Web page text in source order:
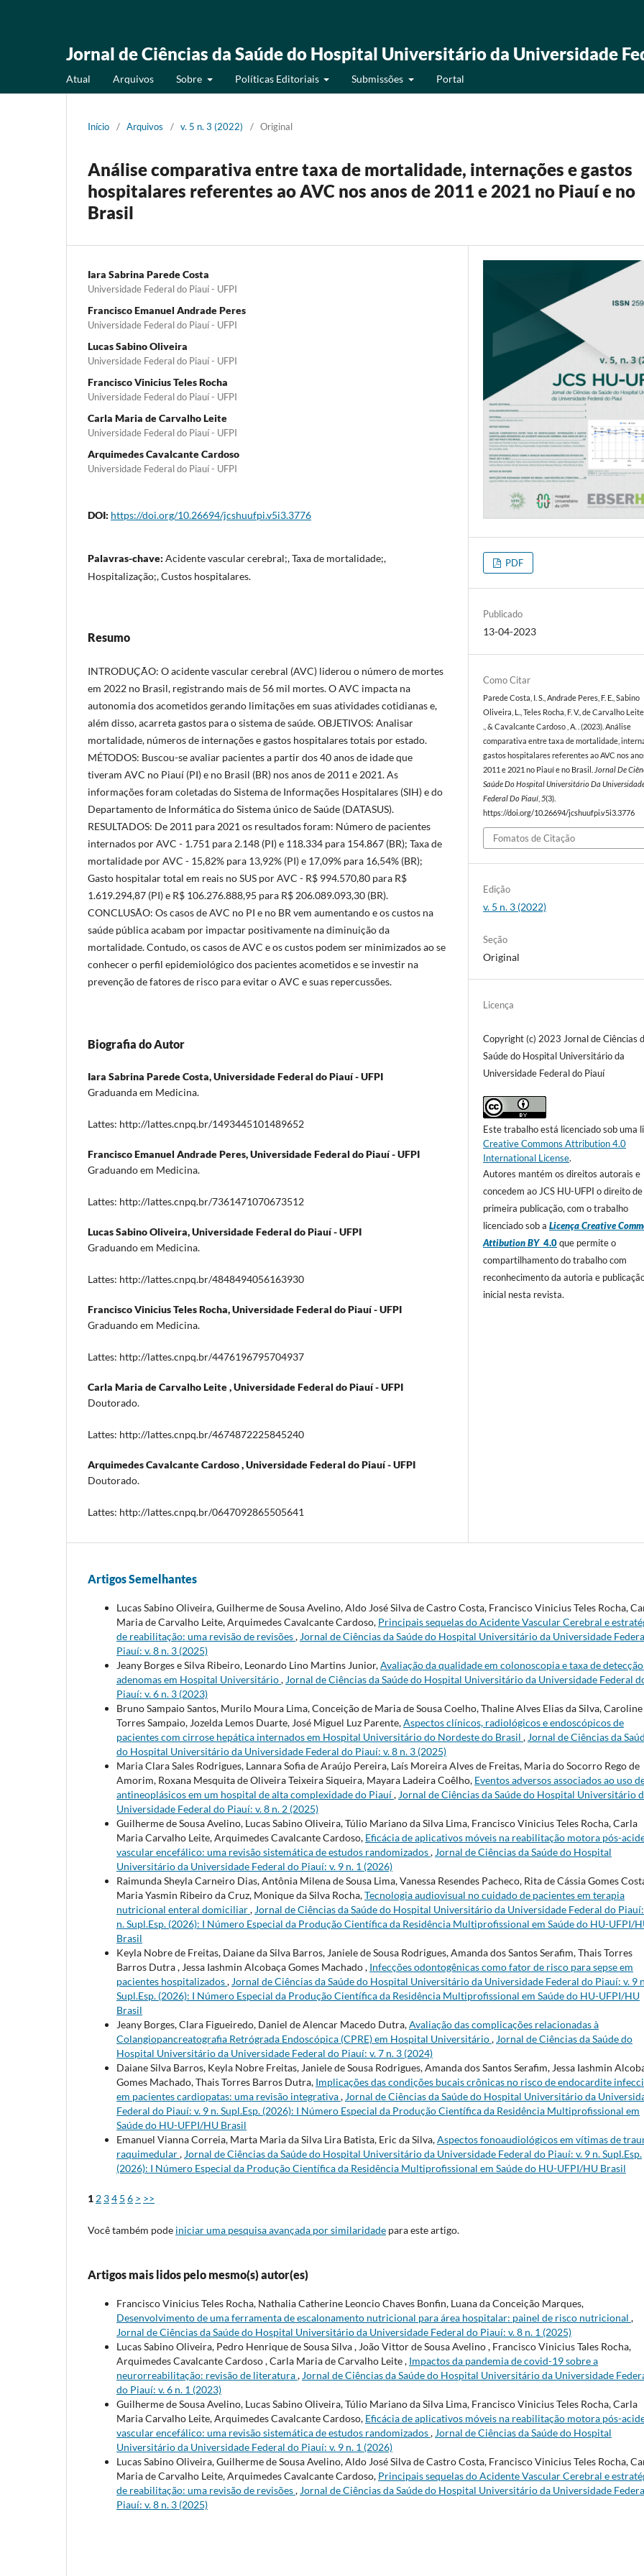
Jornal de Ciências da Saúde do Hospital Universitário da Universidade
Atual Arquivos Sobre Políticas Editoriais Submissões Portal
Início / Arquivos / v. 5 n. 3 (2022) / Original
Análise comparativa entre taxa de mortalidade, internações e gastos
hospitalares referentes ao AVC nos anos de 2011 e 2021 no Piauí e no
Brasil
Iara Sabrina Parede Costa
Universidade Federal do Piauí - UFPI
Francisco Emanuel Andrade Peres
Universidade Federal do Piauí - UFPI
Lucas Sabino Oliveira
Universidade Federal do Piauí - UFPI
Francisco Vinicius Teles Rocha
Universidade Federal do Piauí - UFPI
Carla Maria de Carvalho Leite
Universidade Federal do Piauí - UFPI
Arquimedes Cavalcante Cardoso
Universidade Federal do Piauí - UFPI
DOI: https://doi.org/10.26694/jcshuufpi.v5i3.3776
Palavras-chave: Acidente vascular cerebral;, Taxa de mortalidade;,
Hospitalização;, Custos hospitalares.
Resumo
INTRODUÇÃO: O acidente vascular cerebral (AVC) liderou o número de mortes
em 2022 no Brasil, registrando mais de 56 mil mortes. O AVC impacta na
autonomia dos acometidos gerando limitações em suas atividades cotidianas e,
além disso, acarreta gastos para o sistema de saúde. OBJETIVOS: Analisar
mortalidade, números de internações e gastos hospitalares totais por estado.
MÉTODOS: Buscou-se avaliar pacientes a partir dos 40 anos de idade que
tiveram AVC no Piauí (PI) e no Brasil (BR) nos anos de 2011 e 2021. As
informações foram coletadas do Sistema de Informações Hospitalares (SIH) e do
Departamento de Informática do Sistema único de Saúde (DATASUS).
RESULTADOS: De 2011 para 2021 os resultados foram: Número de pacientes
internados por AVC - 1.751 para 2.148 (PI) e 118.334 para 154.867 (BR); Taxa de
mortalidade por AVC - 15,82% para 13,92% (PI) e 17,09% para 16,54% (BR);
Gasto hospitalar total em reais no SUS por AVC - R$ 994.570,80 para R$
1.619.294,87 (PI) e R$ 106.276.888,95 para R$ 206.089.093,30 (BR).
CONCLUSÃO: Os casos de AVC no PI e no BR vem aumentando e os custos na
saúde pública acabam por impactar positivamente na diminuição da
mortalidade. Contudo, os casos de AVC e os custos podem ser minimizados ao se
conhecer o perfil epidemiológico dos pacientes acometidos e se investir na
prevenção de fatores de risco para evitar o AVC e suas repercussões.
Biografia do Autor
Iara Sabrina Parede Costa,Universidade Federal do Piauí - UFPI
Graduanda em Medicina.
Lattes: http://lattes.cnpq.br/1493445101489652
Francisco Emanuel Andrade Peres,Universidade Federal do Piauí - UFPI
Graduando em Medicina.
Lattes: http://lattes.cnpq.br/7361471070673512
Lucas Sabino Oliveira,Universidade Federal do Piauí - UFPI
Graduando em Medicina.
Lattes: http://lattes.cnpq.br/4848494056163930
Francisco Vinicius Teles Rocha,Universidade Federal do Piauí - UFPI
Graduando em Medicina.
Lattes: http://lattes.cnpq.br/4476196795704937
Carla Maria de Carvalho Leite ,Universidade Federal do Piauí - UFPI
Doutorado.
Lattes: http://lattes.cnpq.br/4674872225845240
Arquimedes Cavalcante Cardoso ,Universidade Federal do Piauí - UFPI
Doutorado.
Lattes: http://lattes.cnpq.br/0647092865505641
PDF
Publicado
13-04-2023
Como Citar
Parede Costa, I. S., Andrade Peres, F. E., Sabino
Oliveira, L., Teles Rocha, F. V., de Carvalho Leite
., & Cavalcante Cardoso , A. . (2023). Análise
comparativa entre taxa de mortalidade,
gastos hospitalares referentes ao AVC nos
2011 e 2021 no Piauí e no Brasil.
Jornal De
Saúde Do Hospital Universitário Da
Federal Do Piauí ,5(3).
https://doi.org/10.26694/jcshuufpi.v5i3.3776
Fomatos de Citação
Edição
v. 5 n. 3 (2022)
Seção
Original
Licença
Copyright (c) 2023 Jornal de Ciências
Saúde do Hospital Universitário da
Universidade Federal do Piauí
Este trabalho está licenciado sob uma
Creative Commons Attribution 4.0
International License.
Autores mantém os direitos autorais e
concedem ao JCS HU-UFPI o direito de
primeira publicação, com o trabalho
licenciado sob aLicença Creative
Attibution BY4.0que permite o
compartilhamento do trabalho com
reconhecimento da autoria e
inicial nesta revista.
Artigos Semelhantes
Lucas Sabino Oliveira, Guilherme de Sousa Avelino, Aldo José Silva de Castro Costa, Francisco Vinicius Teles Rocha,
Maria de Carvalho Leite, Arquimedes Cavalcante Cardoso, Principais sequelas do Acidente Vascular Cerebral e
de reabilitação: uma revisão de revisões, Jornal de Ciências da Saúde do Hospital Universitário da Universidade
Piauí: v. 8 n. 3 (2025)
Jeany Borges e Silva Ribeiro, Leonardo Lino Martins Junior,Avaliação da qualidade em colonoscopia e taxa de
adenomas em Hospital Universitário, Jornal de Ciências da Saúde do Hospital Universitário da Universidade Federal
Piauí: v. 6 n. 3 (2023)
Bruno Sampaio Santos, Murilo Moura Lima, Conceição de Maria de Sousa Coelho, Thaline Alves Elias da Silva, Caroline
Torres Sampaio, Jozelda Lemos Duarte, José Miguel Luz Parente,Aspectos clínicos, radiológicos e endoscópicos de
pacientes com cirrose hepática internados em Hospital Universitário do Nordeste do Brasil , Jornal de Ciências da
do Hospital Universitário da Universidade Federal do Piauí: v. 8 n. 3 (2025)
Maria Clara Sales Rodrigues, Lannara Sofia de Araújo Pereira, Laís Moreira Alves de Freitas, Maria do Socorro Rego de
Amorim, Roxana Mesquita de Oliveira Teixeira Siqueira, Mayara Ladeira Coêlho, Eventos adversos associados ao uso
antineoplásicos em um hospital de alta complexidade do Piauí, Jornal de Ciências da Saúde do Hospital Universitário
Universidade Federal do Piauí: v. 8 n. 2 (2025)
Guilherme de Sousa Avelino, Lucas Sabino Oliveira, Túlio Mariano da Silva Lima, Francisco Vinicius Teles Rocha, Carla
Maria Carvalho Leite, Arquimedes Cavalcante Cardoso, Eficácia de aplicativos móveis na reabilitação motora pós-
vascular encefálico: uma revisão sistemática de estudos randomizados, Jornal de Ciências da Saúde do Hospital
Universitário da Universidade Federal do Piauí: v. 9 n. 1 (2026)
Raimunda Sheyla Carneiro Dias, Antônia Milena de Sousa Lima, Vanessa Resendes Pacheco, Rita de Cássia Gomes
Maria Yasmin Ribeiro da Cruz, Monique da Silva Rocha,Tecnologia audiovisual no cuidado de pacientes em terapia
nutricional enteral domiciliar, Jornal de Ciências da Saúde do Hospital Universitário da Universidade Federal do
n. Supl.Esp. (2026): I Número Especial da Produção Científica da Residência Multiprofissional em Saúde do HU-UFPI/
Brasil
Keyla Nobre de Freitas, Daiane da Silva Barros, Janiele de Sousa Rodrigues, Amanda dos Santos Serafim, Thais Torres
Barros Dutra , Jessa Iashmin Alcobaça Gomes Machado , Infecções odontogênicas como fator de risco para sepse em
pacientes hospitalizados, Jornal de Ciências da Saúde do Hospital Universitário da Universidade Federal do Piauí: v. 9
Supl.Esp. (2026): I Número Especial da Produção Científica da Residência Multiprofissional em Saúde do HU-UFPI/HU
Brasil
Jeany Borges, Clara Figueiredo, Daniel de Alencar Macedo Dutra,Avaliação das complicações relacionadas à
Colangiopancreatografia Retrógrada Endoscópica (CPRE) em Hospital Universitário, Jornal de Ciências da Saúde do
Hospital Universitário da Universidade Federal do Piauí: v. 7 n. 3 (2024)
Daiane Silva Barros, Keyla Nobre Freitas, Janiele de Sousa Rodrigues, Amanda dos Santos Serafim, Jessa Iashmin
Gomes Machado, Thais Torres Barros Dutra, Implicações das condições bucais crônicas no risco de endocardite
em pacientes cardiopatas: uma revisão integrativa, Jornal de Ciências da Saúde do Hospital Universitário da
Federal do Piauí: v. 9 n. Supl.Esp. (2026): I Número Especial da Produção Científica da Residência Multiprofissional em
Saúde do HU-UFPI/HU Brasil
Emanuel Vianna Correia, Marta Maria da Silva Lira Batista, Eric da Silva,Aspectos fonoaudiológicos em vítimas de
raquimedular, Jornal de Ciências da Saúde do Hospital Universitário da Universidade Federal do Piauí: v. 9 n. Supl.Esp.
(2026): I Número Especial da Produção Científica da Residência Multiprofissional em Saúde do HU-UFPI/HU Brasil
1 2 34 5 6 > >>
Você também pode iniciar uma pesquisa avançada por similaridade para este artigo.
Artigos mais lidos pelo mesmo(s) autor(es)
Francisco Vinicius Teles Rocha, Nathalia Catherine Leoncio Chaves Bonfin, Luana da Conceição Marques,
Desenvolvimento de uma ferramenta de escalonamento nutricional para área hospitalar: painel de risco nutricional ,
Jornal de Ciências da Saúde do Hospital Universitário da Universidade Federal do Piauí: v. 8 n. 1 (2025)
Lucas Sabino Oliveira, Pedro Henrique de Sousa Silva , João Vittor de Sousa Avelino , Francisco Vinicius Tales Rocha,
Arquimedes Cavalcante Cardoso , Carla Maria de Carvalho Leite , Impactos da pandemia de covid-19 sobre a
neurorreabilitação: revisão de literatura, Jornal de Ciências da Saúde do Hospital Universitário da Universidade
do Piauí: v. 6 n. 1 (2023)
Guilherme de Sousa Avelino, Lucas Sabino Oliveira, Túlio Mariano da Silva Lima, Francisco Vinicius Teles Rocha, Carla
Maria Carvalho Leite, Arquimedes Cavalcante Cardoso, Eficácia de aplicativos móveis na reabilitação motora pós-
vascular encefálico: uma revisão sistemática de estudos randomizados, Jornal de Ciências da Saúde do Hospital
Universitário da Universidade Federal do Piauí: v. 9 n. 1 (2026)
Lucas Sabino Oliveira, Guilherme de Sousa Avelino, Aldo José Silva de Castro Costa, Francisco Vinicius Teles Rocha,
Maria de Carvalho Leite, Arquimedes Cavalcante Cardoso, Principais sequelas do Acidente Vascular Cerebral e
de reabilitação: uma revisão de revisões, Jornal de Ciências da Saúde do Hospital Universitário da Universidade
Piauí: v. 8 n. 3 (2025)